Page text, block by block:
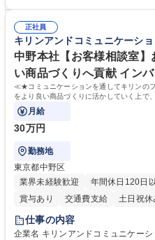
両立が可能 ■有給取得を積極的に
のOJTで業務を習得可能、未経験でもしっか
歴：大学院 大学 高専 短大 語学力：
正社員
キリンアンドコミュニケーシ
中野本社【お客様相談室
い商品づくりへ貢献 イン
≪★コミュニケーションを通してキリンの
をより良い商品づくりに活かしていく上で
月給
30万円
勤務地
東京都中野区
業界未経験歓迎
年間休日120日
賞与あり
交通費支給 土日祝休
仕事の内容
企業名 キリンアンドコミュニケーションズ株式会